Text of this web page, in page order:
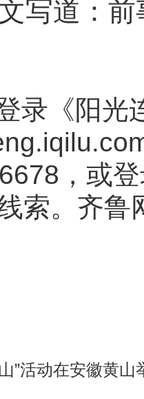
写道：
录《阳光
，或
索。齐鲁
”活动在安徽黄